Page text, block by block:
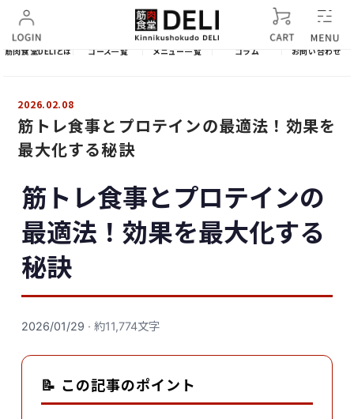
筋肉食堂DELIとは コース一覧 メニュー一覧 コラム お問い合わせ
2026.02.08
筋トレ食事とプロテインの最適法！効果を
最大化する秘訣
筋トレ食事とプロテインの
最適法！効果を最大化する
秘訣
2026/01/29 · 約11,774文字
📝 この記事のポイント